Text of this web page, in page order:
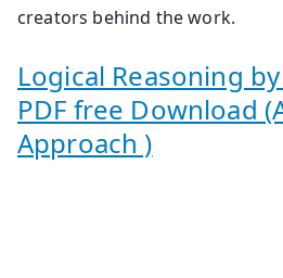
creators behind the work.
Logical Reasoning
PDF free Download
Approach )